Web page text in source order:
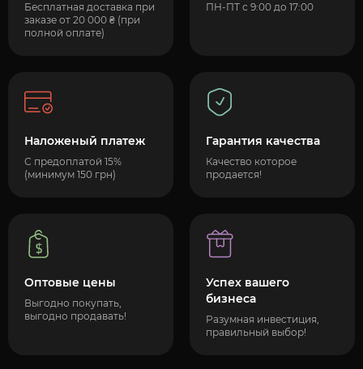
Бесплатная доставка при
заказе от 20 000 ₴ (при
полной оплате)
ПН-ПТ с 9:00 до 17:00
Наложеный платеж
С предоплатой 15%
(минимум 150 грн)
Гарантия качества
Качество которое
продается!
Оптовые цены
Выгодно покупать,
выгодно продавать!
Успех вашего
бизнеса
Разумная инвестиция,
правильный выбор!